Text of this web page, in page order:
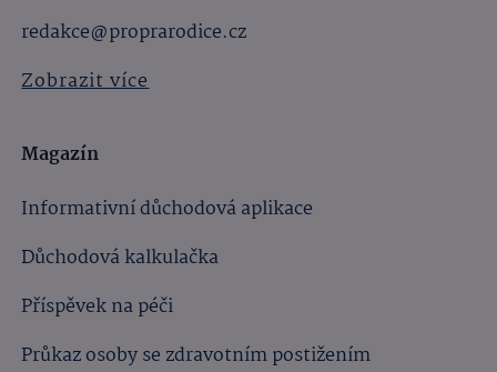
redakce@proprarodice.cz
Zobrazit více
Magazín
Informativní důchodová aplikace
Důchodová kalkulačka
Příspěvek na péči
Průkaz osoby se zdravotním postižením